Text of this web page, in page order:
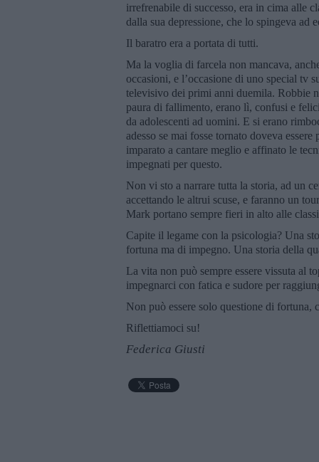
irrefrenabile di successo, era in cima alle
dalla sua depressione, che lo spingeva ad
Il baratro era a portata di tutti.
Ma la voglia di farcela non mancava,
occasioni, e l’occasione di uno special tv
televisivo dei primi anni duemila. Robbie
paura di fallimento, erano lì, confusi e
da adolescenti ad uomini. E si erano
adesso se mai fosse tornato doveva
imparato a cantare meglio e affinato le
impegnati per questo.
Non vi sto a narrare tutta la storia, ad un
accettando le altrui scuse, e faranno un
Mark portano sempre fieri in alto alle
Capite il legame con la psicologia? Una
fortuna ma di impegno. Una storia della
La vita non può sempre essere vissuta al
impegnarci con fatica e sudore per
Non può essere solo questione di fortuna,
Riflettiamoci su!
Federica Giusti